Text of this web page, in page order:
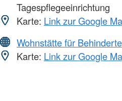
Tagespflegeeinrichtung
Karte: Link zur Google
Wohnstätte für Behinderte
Karte: Link zur Google